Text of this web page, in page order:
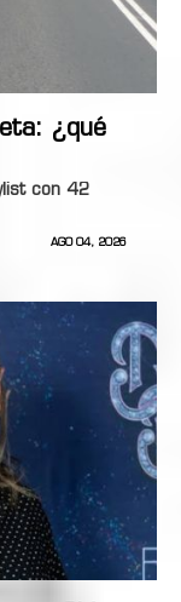
¿qué
con 42
AGO 04, 2026